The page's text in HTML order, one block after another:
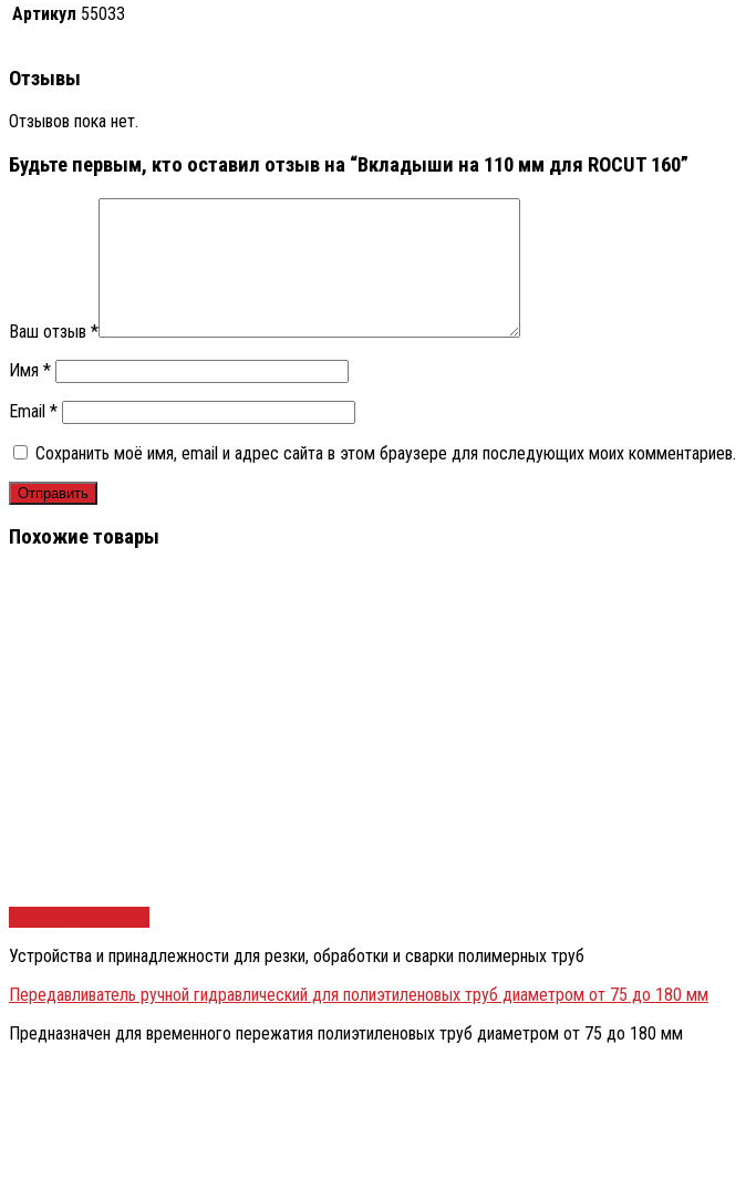
Артикул 55033
Отзывы
Отзывов пока нет.
Будьте первым, кто оставил отзыв на “Вкладыши на 110 мм для ROCUT 160”
Ваш отзыв *
Имя *
Email *
Сохранить моё имя, email и адрес сайта в этом браузере для последующих моих комментариев.
Похожие товары
Устройства и принадлежности для резки, обработки и сварки полимерных труб
Передавливатель ручной гидравлический для полиэтиленовых труб диаметром от 75 до 180 мм
Предназначен для временного пережатия полиэтиленовых труб диаметром от 75 до 180 мм